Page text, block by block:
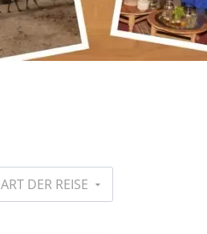
ART DER REISE